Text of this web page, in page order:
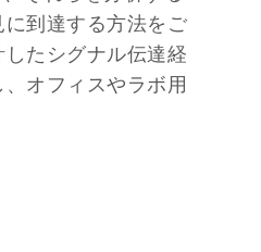
到達する方法をご
たシグナル伝達経
オフィスやラボ用